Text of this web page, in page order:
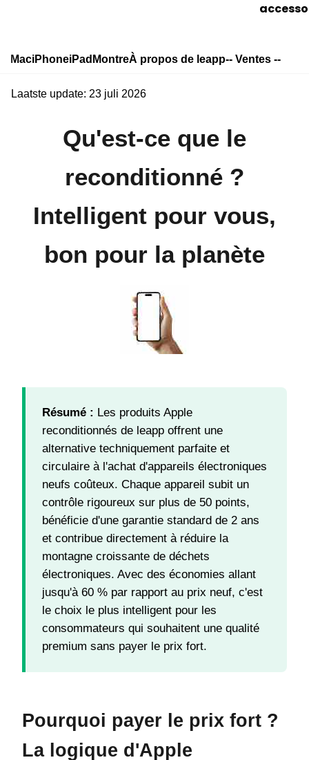
MaciPhoneiPad MontreÀ propos de leapp-- Ventes --
Laatste update: 23 juli 2026
Qu'est-ce que le
reconditionné ?
Intelligent pour vous,
bon pour la planète
Résumé : Les produits Apple
reconditionnés de leapp offrent une
alternative techniquement parfaite et
circulaire à l'achat d'appareils électroniques
neufs coûteux. Chaque appareil subit un
contrôle rigoureux sur plus de 50 points,
bénéficie d'une garantie standard de 2 ans
et contribue directement à réduire la
montagne croissante de déchets
électroniques. Avec des économies allant
jusqu'à 60 % par rapport au prix neuf, c'est
le choix le plus intelligent pour les
consommateurs qui souhaitent une qualité
premium sans payer le prix fort.
Pourquoi payer le prix fort ?
La logique d'Apple